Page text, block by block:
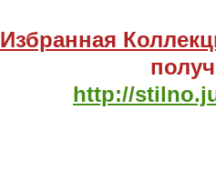
Избранная
http://